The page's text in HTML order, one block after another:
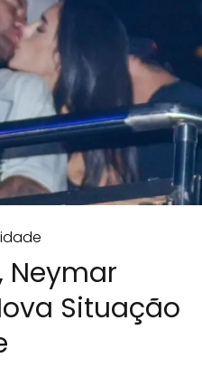
Neymar
Situação